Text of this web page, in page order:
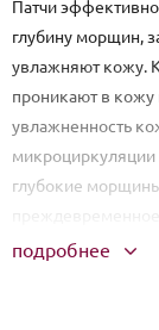
Патчи
глубину морщин,
увлажняют кожу.
проникают в кожу
увлажненность
глубокие
новых морщин.
подробнее